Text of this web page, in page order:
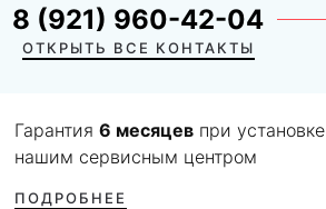
8 (921) 960-42-04
ОТКРЫТЬ ВСЕ КОНТАКТЫ
Гарантия6 месяцев при установке
нашим сервисным центром
ПОДРОБНЕЕ